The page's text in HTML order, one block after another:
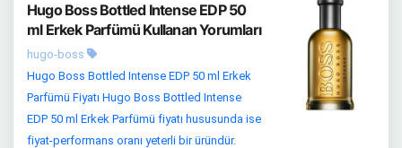
Hugo Boss Bottled Intense EDP 50
ml Erkek Parfümü Kullanan Yorumları
hugo-boss
Hugo Boss Bottled Intense EDP 50 ml Erkek
Parfümü Fiyatı Hugo Boss Bottled Intense
EDP 50 ml Erkek Parfümü fiyatı hususunda ise
fiyat-performans oranı yeterli bir üründür.